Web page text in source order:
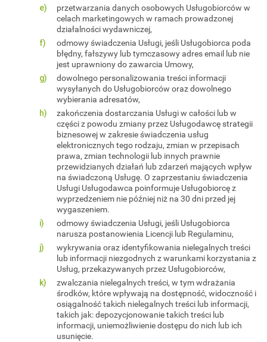
przetwarzania danych osobowych Usługobiorców w
celach marketingowych w ramach prowadzonej
działalności wydawniczej,
odmowy świadczenia Usługi, jeśli Usługobiorca poda
błędny, fałszywy lub tymczasowy adres email lub nie
jest uprawniony do zawarcia Umowy,
dowolnego personalizowania treści informacji
wysyłanych do Usługobiorców oraz dowolnego
wybierania adresatów,
zakończenia dostarczania Usługi w całości lub w
części z powodu zmiany przez Usługodawcę strategii
biznesowej w zakresie świadczenia usług
elektronicznych tego rodzaju, zmian w przepisach
prawa, zmian technologii lub innych prawnie
przewidzianych działań lub zdarzeń mających wpływ
na świadczoną Usługę. O zaprzestaniu świadczenia
Usługi Usługodawca poinformuje Usługobiorcę z
wyprzedzeniem nie później niż na 30 dni przed jej
wygaszeniem.
odmowy świadczenia Usługi, jeśli Usługobiorca
narusza postanowienia Licencji lub Regulaminu,
wykrywania oraz identyfikowania nielegalnych treści
lub informacji niezgodnych z warunkami korzystania z
Usług, przekazywanych przez Usługobiorców,
zwalczania nielegalnych treści, w tym wdrażania
środków, które wpływają na dostępność, widoczność i
osiągalność takich nielegalnych treści lub informacji,
takich jak: depozycjonowanie takich treści lub
informacji, uniemożliwienie dostępu do nich lub ich
usunięcie.